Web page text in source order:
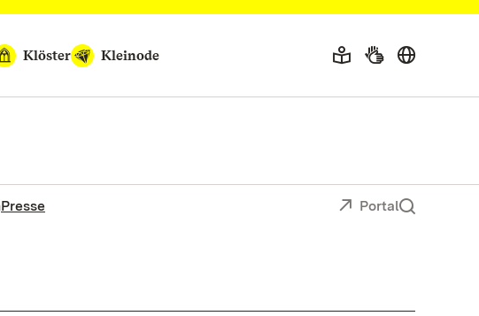
Klöster Kleinode
Presse Portal